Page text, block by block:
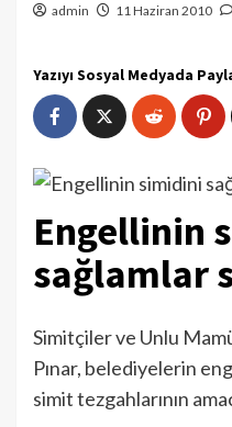
admin 11 Haziran 2010
Yazıyı Sosyal Medyada
Engellinin
sağlamlar
Simitçiler ve Unlu
Pınar, belediyelerin
simit tezgahlarının